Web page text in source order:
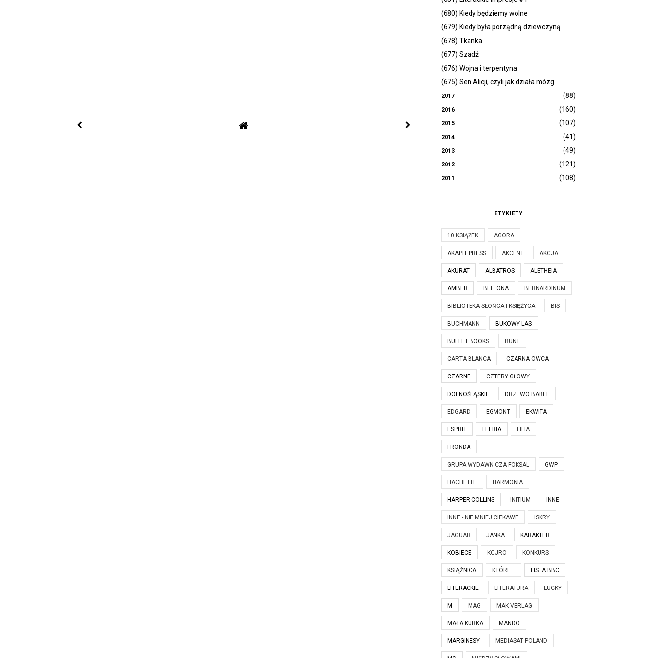
(680) Kiedy będziemy wolne
(679) Kiedy była porządną dziewczyną
(678) Tkanka
(677) Szadź
(676) Wojna i terpentyna
(675) Sen Alicji, czyli jak działa mózg
2017 (88)
2016 (160)
2015 (107)
2014 (41)
2013 (49)
2012 (121)
2011 (108)
ETYKIETY
10 KSIĄŻEK AGORA
AKAPIT PRESS AKCENT AKCJA
AKURAT ALBATROS ALETHEIA
AMBER BELLONA BERNARDINUM
BIBLIOTEKA SŁOŃCA I KSIĘŻYCA BIS
BUCHMANN BUKOWY LAS
BULLET BOOKS BUNT
CARTA BLANCA CZARNA OWCA
CZARNE CZTERY GŁOWY
DOLNOŚLĄSKIE DRZEWO BABEL
EDGARD EGMONT EKWITA
ESPRIT FEERIA FILIA
FRONDA
GRUPA WYDAWNICZA FOKSAL GWP
HACHETTE HARMONIA
HARPER COLLINS INITIUM INNE
INNE - NIE MNIEJ CIEKAWE ISKRY
JAGUAR JANKA KARAKTER
KOBIECE KOJRO KONKURS
KSIĄŻNICA KTÓRE... LISTA BBC
LITERACKIE LITERATURA LUCKY
M MAG MAK VERLAG
MAŁA KURKA MANDO
MARGINESY MEDIASAT POLAND